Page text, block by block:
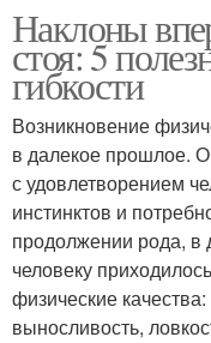
Наклоны
стоя: 5
гибкости
Возникновение
в далекое прошлое.
с удовлетворением
инстинктов и
продолжении рода, в
человеку
физические
выносливость,